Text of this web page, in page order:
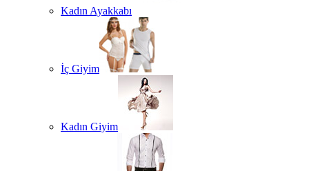
Kadın Ayakkabı
İç Giyim
Kadın Giyim